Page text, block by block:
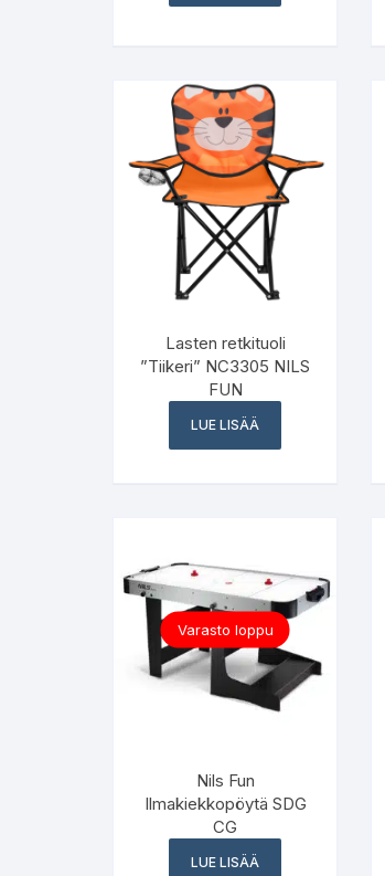
Lasten retkituoli
”Tiikeri” NC3305 NILS
FUN
LUE LISÄÄ
Varasto loppu
Nils Fun
Ilmakiekkopöytä SDG
CG
LUE LISÄÄ